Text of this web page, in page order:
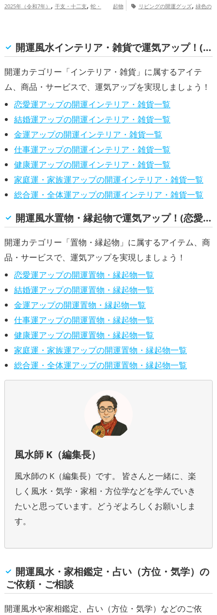
2025年（令和7年） , 干支・十二支, 蛇・
起物 リビングの開運グッズ, 緑色の
開運風水インテリア・雑貨で運気アップ！(恋愛運, 結婚運, 金運, 仕事運, 健康運, 家庭運・家族運, 総合運・全体運)
開運カテゴリー「インテリア・雑貨」に属するアイテ
ム、商品・サービスで、運気アップを実現しましょう！
恋愛運アップの開運インテリア・雑貨一覧
結婚運アップの開運インテリア・雑貨一覧
金運アップの開運インテリア・雑貨一覧
仕事運アップの開運インテリア・雑貨一覧
健康運アップの開運インテリア・雑貨一覧
家庭運・家族運アップの開運インテリア・雑貨一覧
総合運・全体運アップの開運インテリア・雑貨一覧
開運風水置物・縁起物で運気アップ！(恋愛運, 結婚運, 金運, 仕事運, 健康運, 家庭運・家族運, 総合運・全体運)
開運カテゴリー「置物・縁起物」に属するアイテム、商
品・サービスで、運気アップを実現しましょう！
恋愛運アップの開運置物・縁起物一覧
結婚運アップの開運置物・縁起物一覧
金運アップの開運置物・縁起物一覧
仕事運アップの開運置物・縁起物一覧
健康運アップの開運置物・縁起物一覧
家庭運・家族運アップの開運置物・縁起物一覧
総合運・全体運アップの開運置物・縁起物一覧
風水師 K（編集長）
風水師の K（編集長）です。 皆さんと一緒に、楽
しく風水・気学・家相・方位学などを学んでいき
たいと思っています。どうぞよろしくお願いしま
す。
開運風水・家相鑑定・占い（方位・気学）の
ご依頼・ご相談
開運風水や家相鑑定、占い（方位・気学）などのご依